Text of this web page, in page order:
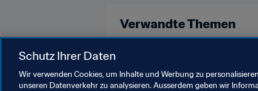
Verwandte Themen
Schutz Ihrer Daten
Wir verwenden Cookies, um Inhalte und Werbung zu
unseren Datenverkehr zu analysieren. Ausserdem geben wir